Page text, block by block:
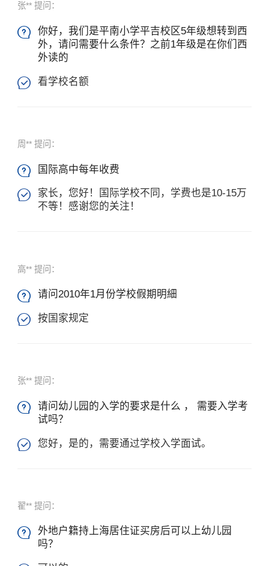
张** 提问：

你好，我们是平南小学平吉校区5年级想转到西
外，请问需要什么条件？之前1年级是在你们西
外读的
 看学校名额
周** 提问：
 国际高中每年收费

家长，您好！国际学校不同，学费也是10-15万
不等！感谢您的关注！
高** 提问：
 请问2010年1月份学校假期明細
 按国家规定
张** 提问：

请问幼儿园的入学的要求是什么 ， 需要入学考
试吗？
 您好，是的，需要通过学校入学面试。
翟** 提问：

外地户籍持上海居住证买房后可以上幼儿园
吗？